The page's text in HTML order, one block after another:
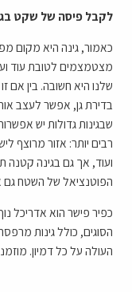
לקבל פיסה של שקט
כאמור, גינה היא מקום
מצטמצמים לטובת עוד
שלנו היא חשובה. בין אם
בדירת גן, אפשר לעצב
שבגינות גדולות יש
רבים יותר: אזור מרוצף
ועוד, אך גם בגינה קטנה
הפוטנציאל של השטח גם
כפיר פישר הוא אדריכל
הסוגים, כולל גינות
העולה על כל דמיון.